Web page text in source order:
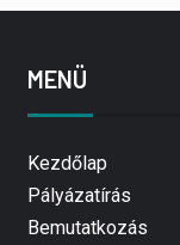
MENÜ
Kezdőlap
Pályázatírás
Bemutatkozás